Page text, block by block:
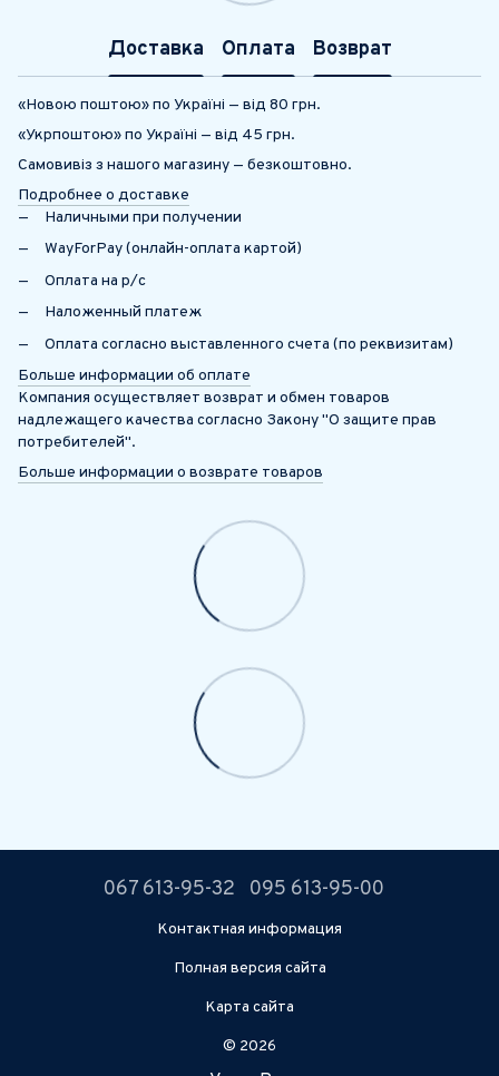
Доставка Оплата Возврат
«Новою поштою» по Україні — від 80 грн.
«Укрпоштою» по Україні — від 45 грн.
Самовивіз з нашого магазину — безкоштовно.
Подробнее о доставке
Наличными при получении
WayForPay (онлайн-оплата картой)
Оплата на р/с
Наложенный платеж
Оплата согласно выставленного счета (по реквизитам)
Больше информации об оплате
Компания осуществляет возврат и обмен товаров
надлежащего качества согласно Закону "О защите прав
потребителей".
Больше информации о возврате товаров
067 613-95-32 095 613-95-00
Контактная информация
Полная версия сайта
Карта сайта
© 2026